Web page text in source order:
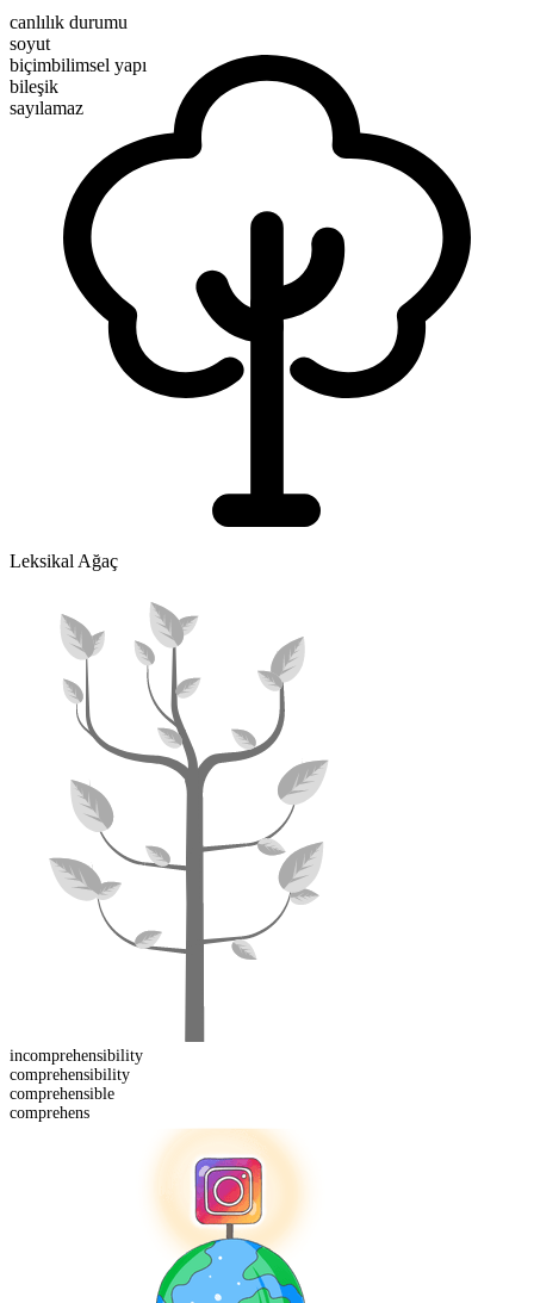
canlılık durumu
soyut
biçimbilimsel yapı
bileşik
sayılamaz
Leksikal Ağaç
incomprehensibility
comprehensibility
comprehensible
comprehens